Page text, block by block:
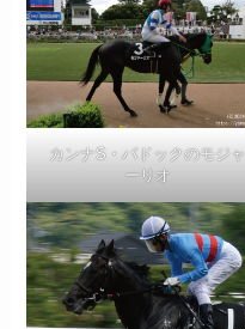
カンナS・パドックのモジャ
ーリオ